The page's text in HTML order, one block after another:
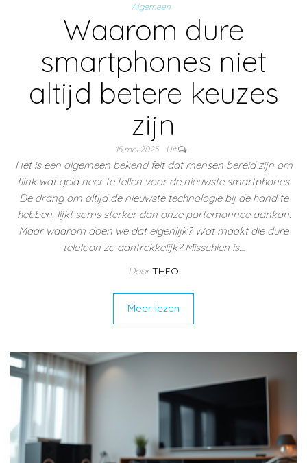
Algemeen
Waarom dure
smartphones niet
altijd betere keuzes
zijn
15 mei 2025 Uit
Het is een algemeen bekend feit dat mensen bereid zijn om
flink wat geld neer te tellen voor de nieuwste smartphones.
De drang om altijd de nieuwste technologie bij de hand te
hebben, lijkt soms sterker dan onze portemonnee aankan.
Maar waarom doen we dat eigenlijk? Wat maakt die dure
telefoon zo aantrekkelijk? Misschien is…
Door THEO
Meer lezen